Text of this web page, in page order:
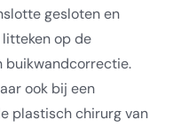
gesloten en
op de
buikwandcorrectie.
ook bij een
plastisch chirurg van